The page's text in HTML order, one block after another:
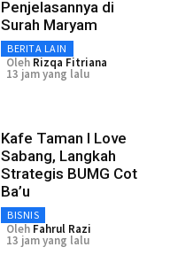
Penjelasannya di
Surah Maryam
BERITA LAIN
Oleh Rizqa Fitriana
13 jam yang lalu
Kafe Taman I Love
Sabang, Langkah
Strategis BUMG Cot
Ba’u
BISNIS
Oleh Fahrul Razi
13 jam yang lalu